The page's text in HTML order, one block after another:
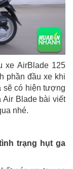
xe AirBlade 125
phần đầu xe khi
sẽ có hiện tượng
Air Blade bài viết
nhé.
trạng hụt ga